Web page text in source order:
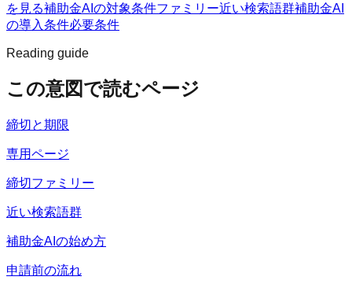
を見る補助金AIの対象条件ファミリー近い検索語群補助金AI
の導入条件必要条件
Reading guide
この意図で読むページ
締切と期限
専用ページ
締切ファミリー
近い検索語群
補助金AIの始め方
申請前の流れ